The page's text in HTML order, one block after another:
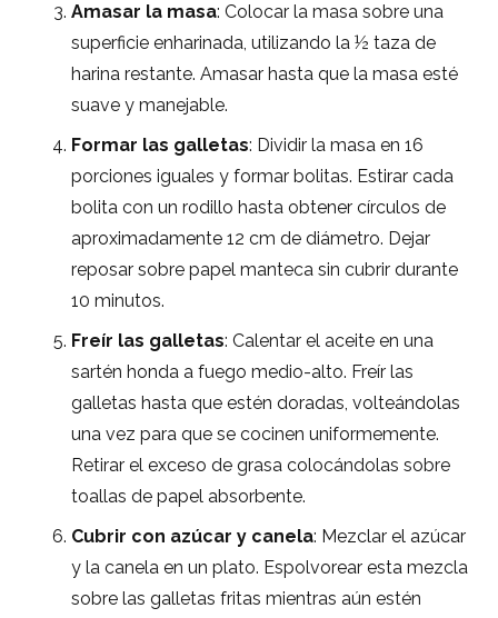
Amasar la masa: Colocar la masa sobre una
superficie enharinada, utilizando la ½ taza de
harina restante. Amasar hasta que la masa esté
suave y manejable.
Formar las galletas: Dividir la masa en 16
porciones iguales y formar bolitas. Estirar cada
bolita con un rodillo hasta obtener círculos de
aproximadamente 12 cm de diámetro. Dejar
reposar sobre papel manteca sin cubrir durante
10 minutos.
Freír las galletas: Calentar el aceite en una
sartén honda a fuego medio-alto. Freír las
galletas hasta que estén doradas, volteándolas
una vez para que se cocinen uniformemente.
Retirar el exceso de grasa colocándolas sobre
toallas de papel absorbente.
Cubrir con azúcar y canela: Mezclar el azúcar
y la canela en un plato. Espolvorear esta mezcla
sobre las galletas fritas mientras aún estén